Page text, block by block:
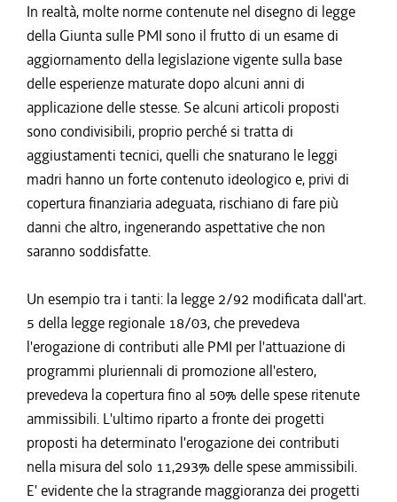
In realtà, molte norme contenute nel disegno di legge
della Giunta sulle PMI sono il frutto di un esame di
aggiornamento della legislazione vigente sulla base
delle esperienze maturate dopo alcuni anni di
applicazione delle stesse. Se alcuni articoli proposti
sono condivisibili, proprio perché si tratta di
aggiustamenti tecnici, quelli che snaturano le leggi
madri hanno un forte contenuto ideologico e, privi di
copertura finanziaria adeguata, rischiano di fare più
danni che altro, ingenerando aspettative che non
saranno soddisfatte.
Un esempio tra i tanti: la legge 2/92 modificata dall'art.
5 della legge regionale 18/03, che prevedeva
l'erogazione di contributi alle PMI per l'attuazione di
programmi pluriennali di promozione all'estero,
prevedeva la copertura fino al 50% delle spese ritenute
ammissibili. L'ultimo riparto a fronte dei progetti
proposti ha determinato l'erogazione dei contributi
nella misura del solo 11,293% delle spese ammissibili.
E' evidente che la stragrande maggioranza dei progetti